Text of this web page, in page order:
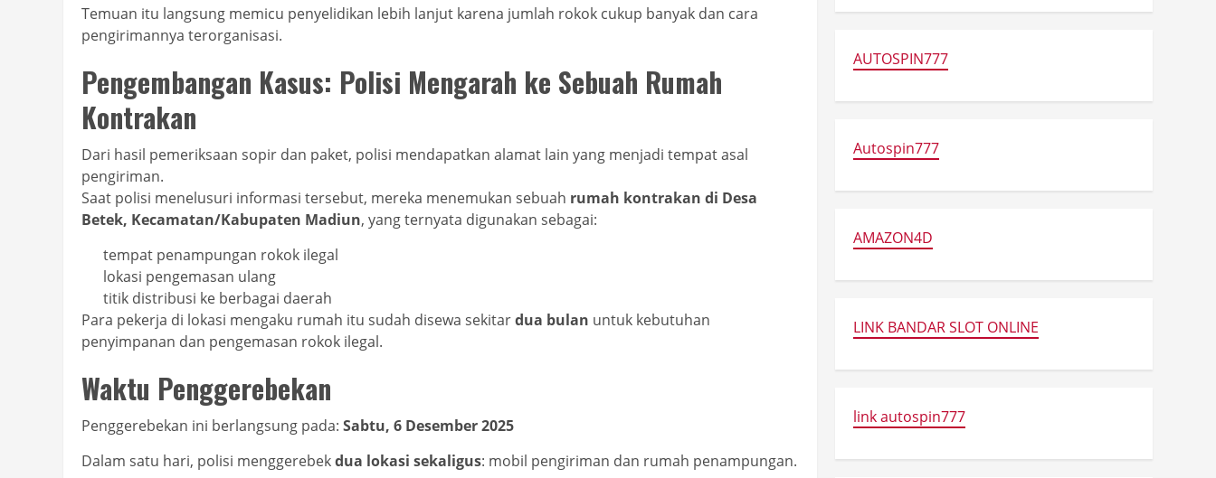
Temuan itu langsung memicu penyelidikan lebih lanjut karena jumlah rokok cukup banyak dan cara
pengirimannya terorganisasi.
Pengembangan Kasus: Polisi Mengarah ke Sebuah Rumah
Kontrakan
Dari hasil pemeriksaan sopir dan paket, polisi mendapatkan alamat lain yang menjadi tempat asal
pengiriman.
Saat polisi menelusuri informasi tersebut, mereka menemukan sebuah rumah kontrakan di Desa
Betek, Kecamatan/Kabupaten Madiun, yang ternyata digunakan sebagai:
tempat penampungan rokok ilegal
lokasi pengemasan ulang
titik distribusi ke berbagai daerah
Para pekerja di lokasi mengaku rumah itu sudah disewa sekitardua bulan untuk kebutuhan
penyimpanan dan pengemasan rokok ilegal.
Waktu Penggerebekan
Penggerebekan ini berlangsung pada: Sabtu, 6 Desember 2025
Dalam satu hari, polisi menggerebekdua lokasi sekaligus: mobil pengiriman dan rumah penampungan.
AUTOSPIN777
Autospin777
AMAZON4D
LINK BANDAR SLOT ONLINE
link autospin777